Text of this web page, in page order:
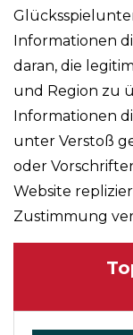
Informationen
daran, die
und Region zu
Informationen
unter Verstoß
oder
Website
Zustimmung